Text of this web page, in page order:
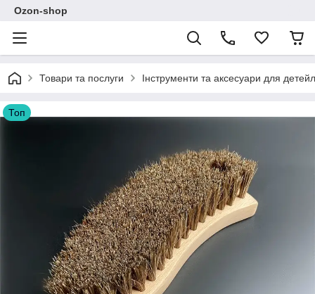
Ozon-shop
Товари та послуги Інструменти та аксесуари для
Топ